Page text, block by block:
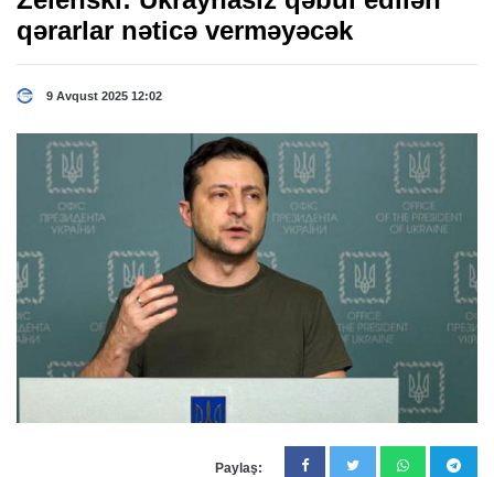
qərarlar nəticə verməyəcək
9 Avqust 2025 12:02
Paylaş: